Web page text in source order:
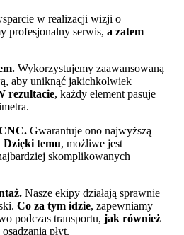
w realizacji wizji o
profesjonalny serwis,a zatem
Wykorzystujemy zaawansowaną
aby uniknąć jakichkolwiek
rezultacie, każdy element pasuje
Gwarantuje ono najwyższą
Dzięki temu, możliwe jest
skomplikowanych
Nasze ekipy działają sprawnie
Co za tym idzie, zapewniamy
podczas transportu,jak również
płyt.